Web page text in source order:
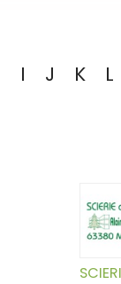
I J K L